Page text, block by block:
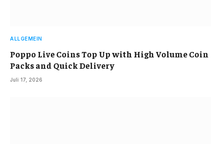
ALLGEMEIN
Poppo Live Coins Top Up with High Volume Coin
Packs and Quick Delivery
Juli 17, 2026